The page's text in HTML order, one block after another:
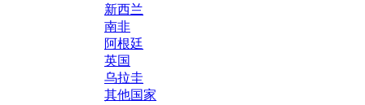
新西兰
南非
阿根廷
英国
乌拉圭
其他国家